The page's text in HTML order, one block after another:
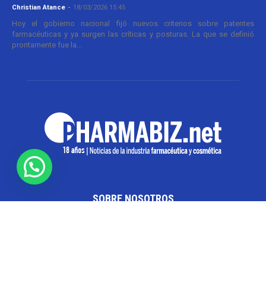
Christian Atance - 18/03/2026 15:45
Hoy el gobierno nacional fijó nuevos criterios sobre patentes
farmacéuticas y ya surgen las críticas y posturas. La que se definió
prontamente fue la...
SOBRE NOSOTROS